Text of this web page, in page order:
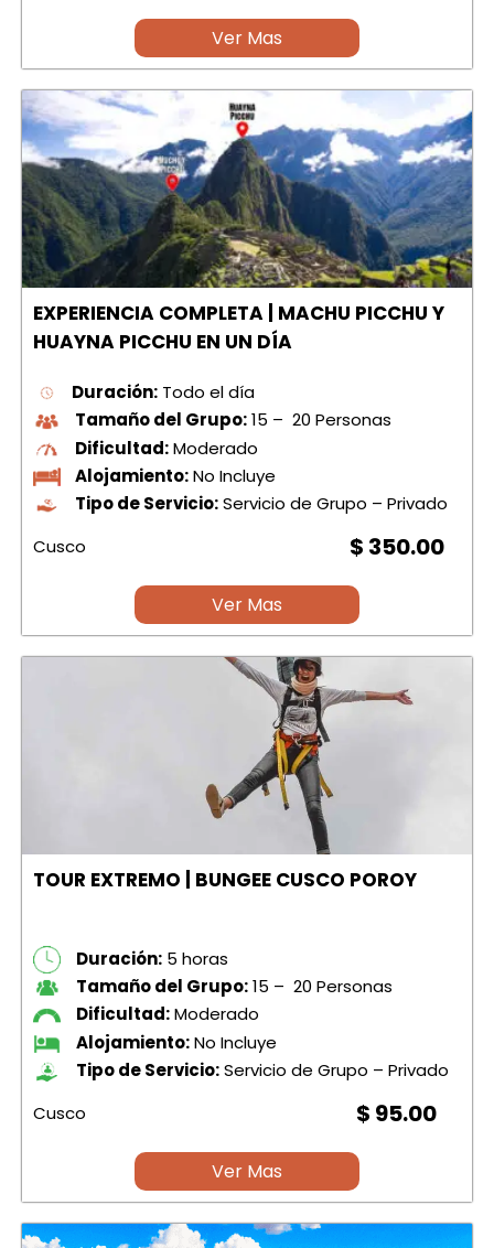
Ver Mas
EXPERIENCIA COMPLETA | MACHU PICCHU Y
HUAYNA PICCHU EN UN DÍA
Duración: Todo el día
Tamaño del Grupo:15 – 20 Personas
Dificultad:Moderado
Alojamiento:No Incluye
Tipo de Servicio:Servicio de Grupo – Privado
Cusco
$ 350.00
Ver Mas
TOUR EXTREMO | BUNGEE CUSCO POROY
Duración: 5 horas
Tamaño del Grupo:15 – 20 Personas
Dificultad:Moderado
Alojamiento:No Incluye
Tipo de Servicio:Servicio de Grupo – Privado
Cusco
$ 95.00
Ver Mas